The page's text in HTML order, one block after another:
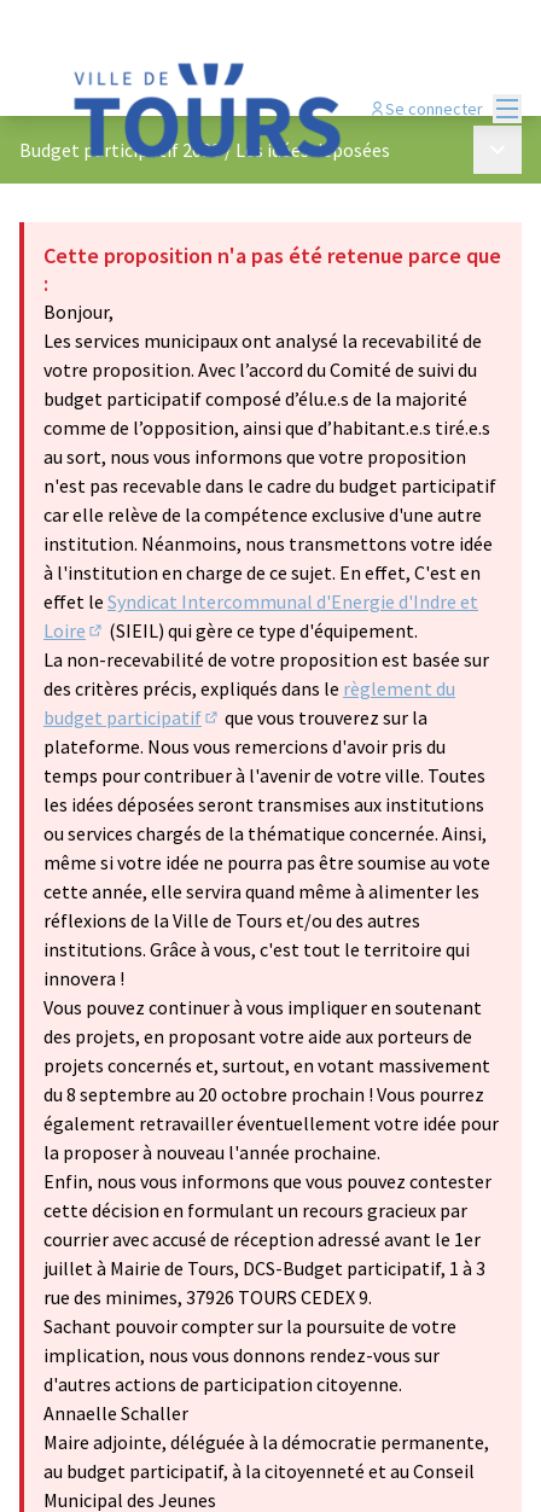
Se connecter
Budget participatif 2023/ Les idées déposées
Cette proposition n'a pas été retenue parce que
:
Bonjour,
Les services municipaux ont analysé la recevabilité de
votre proposition. Avec l’accord du Comité de suivi du
budget participatif composé d’élu.e.s de la majorité
comme de l’opposition, ainsi que d’habitant.e.s tiré.e.s
au sort, nous vous informons que votre proposition
n'est pas recevable dans le cadre du budget participatif
car elle relève de la compétence exclusive d'une autre
institution. Néanmoins, nous transmettons votre idée
à l'institution en charge de ce sujet. En effet, C'est en
effet le Syndicat Intercommunal d'Energie d'Indre et
Loire
(Lien externe)
(SIEIL) qui gère ce type d'équipement.
La non-recevabilité de votre proposition est basée sur
des critères précis, expliqués dans le règlement du
budget participatif
(S'ouvre dans un nouvel onglet)
que vous trouverez sur la
plateforme. Nous vous remercions d'avoir pris du
temps pour contribuer à l'avenir de votre ville. Toutes
les idées déposées seront transmises aux institutions
ou services chargés de la thématique concernée. Ainsi,
même si votre idée ne pourra pas être soumise au vote
cette année, elle servira quand même à alimenter les
réflexions de la Ville de Tours et/ou des autres
institutions. Grâce à vous, c'est tout le territoire qui
innovera !
Vous pouvez continuer à vous impliquer en soutenant
des projets, en proposant votre aide aux porteurs de
projets concernés et, surtout, en votant massivement
du 8 septembre au 20 octobre prochain ! Vous pourrez
également retravailler éventuellement votre idée pour
la proposer à nouveau l'année prochaine.
Enfin, nous vous informons que vous pouvez contester
cette décision en formulant un recours gracieux par
courrier avec accusé de réception adressé avant le 1er
juillet à Mairie de Tours, DCS-Budget participatif, 1 à 3
rue des minimes, 37926 TOURS CEDEX 9.
Sachant pouvoir compter sur la poursuite de votre
implication, nous vous donnons rendez-vous sur
d'autres actions de participation citoyenne.
Annaelle Schaller
Maire adjointe, déléguée à la démocratie permanente,
au budget participatif, à la citoyenneté et au Conseil
Municipal des Jeunes